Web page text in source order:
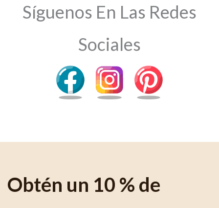
Síguenos En Las Redes
Sociales
Obtén un 10 % de